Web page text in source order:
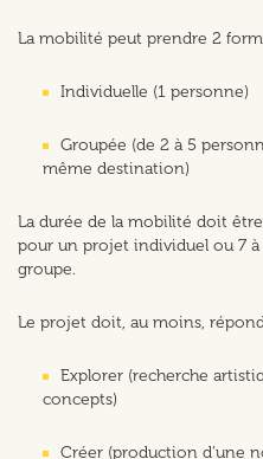
La mobilité peut prendre 2
Individuelle (1 personne)
Groupée (de 2 à 5
même destination)
La durée de la mobilité doit
pour un projet individuel ou 7
groupe.
Le projet doit, au moins,
Explorer (recherche
concepts)
Créer (production d’une